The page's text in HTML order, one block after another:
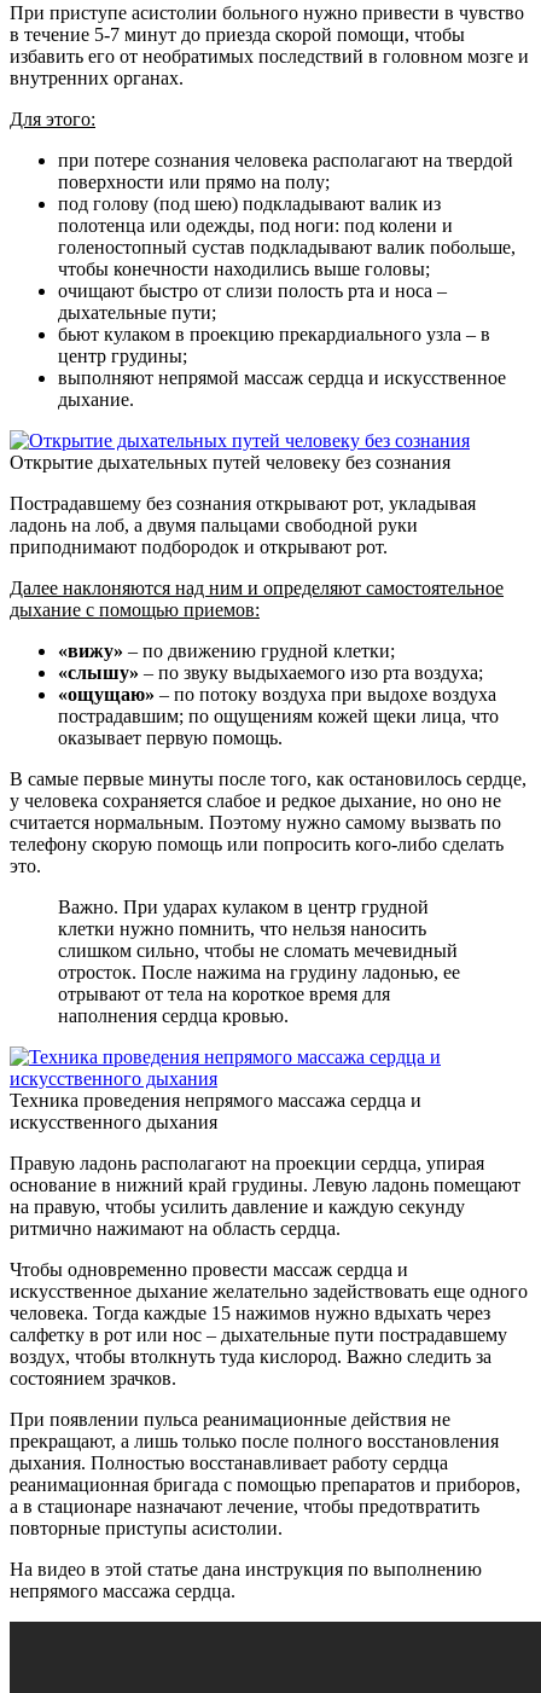
При приступе асистолии больного нужно привести в чувство
в течение 5-7 минут до приезда скорой помощи, чтобы
избавить его от необратимых последствий в головном мозге и
внутренних органах.
Для этого:
при потере сознания человека располагают на твердой
поверхности или прямо на полу;
под голову (под шею) подкладывают валик из
полотенца или одежды, под ноги: под колени и
голеностопный сустав подкладывают валик побольше,
чтобы конечности находились выше головы;
очищают быстро от слизи полость рта и носа –
дыхательные пути;
бьют кулаком в проекцию прекардиального узла – в
центр грудины;
выполняют непрямой массаж сердца и искусственное
дыхание.
Открытие дыхательных путей человеку без сознания
Пострадавшему без сознания открывают рот, укладывая
ладонь на лоб, а двумя пальцами свободной руки
приподнимают подбородок и открывают рот.
Далее наклоняются над ним и определяют самостоятельное
дыхание с помощью приемов:
«вижу» – по движению грудной клетки;
«слышу» – по звуку выдыхаемого изо рта воздуха;
«ощущаю» – по потоку воздуха при выдохе воздуха
пострадавшим; по ощущениям кожей щеки лица, что
оказывает первую помощь.
В самые первые минуты после того, как остановилось сердце,
у человека сохраняется слабое и редкое дыхание, но оно не
считается нормальным. Поэтому нужно самому вызвать по
телефону скорую помощь или попросить кого-либо сделать
это.
Важно. При ударах кулаком в центр грудной
клетки нужно помнить, что нельзя наносить
слишком сильно, чтобы не сломать мечевидный
отросток. После нажима на грудину ладонью, ее
отрывают от тела на короткое время для
наполнения сердца кровью.
Техника проведения непрямого массажа сердца и
искусственного дыхания
Правую ладонь располагают на проекции сердца, упирая
основание в нижний край грудины. Левую ладонь помещают
на правую, чтобы усилить давление и каждую секунду
ритмично нажимают на область сердца.
Чтобы одновременно провести массаж сердца и
искусственное дыхание желательно задействовать еще одного
человека. Тогда каждые 15 нажимов нужно вдыхать через
салфетку в рот или нос – дыхательные пути пострадавшему
воздух, чтобы втолкнуть туда кислород. Важно следить за
состоянием зрачков.
При появлении пульса реанимационные действия не
прекращают, а лишь только после полного восстановления
дыхания. Полностью восстанавливает работу сердца
реанимационная бригада с помощью препаратов и приборов,
а в стационаре назначают лечение, чтобы предотвратить
повторные приступы асистолии.
На видео в этой статье дана инструкция по выполнению
непрямого массажа сердца.